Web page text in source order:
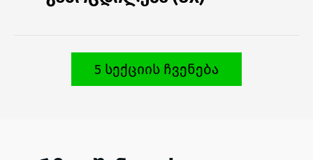
5 სექციის ჩვენება